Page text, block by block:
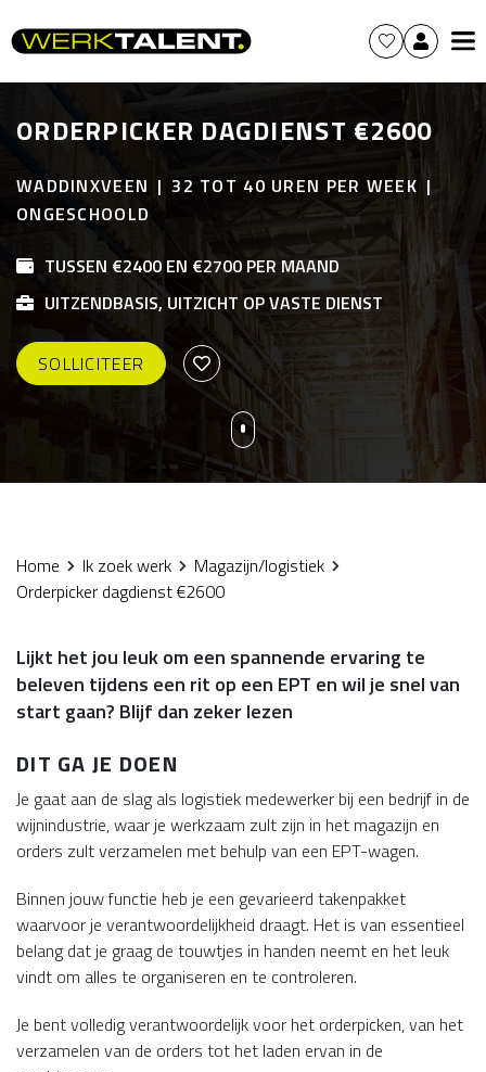
ORDERPICKER DAGDIENST €2600
WADDINXVEEN
32 TOT 40 UREN PER WEEK
ONGESCHOOLD
TUSSEN €2400 EN €2700 PER MAAND
UITZENDBASIS, UITZICHT OP VASTE DIENST
SOLLICITEER
Home Ik zoek werk
Magazijn/logistiek
Orderpicker dagdienst €2600
Lijkt het jou leuk om een spannende ervaring te
beleven tijdens een rit op een EPT en wil je snel van
start gaan? Blijf dan zeker lezen
DIT GA JE DOEN
Je gaat aan de slag als logistiek medewerker bij een bedrijf in de
wijnindustrie, waar je werkzaam zult zijn in het magazijn en
orders zult verzamelen met behulp van een EPT-wagen.
Binnen jouw functie heb je een gevarieerd takenpakket
waarvoor je verantwoordelijkheid draagt. Het is van essentieel
belang dat je graag de touwtjes in handen neemt en het leuk
vindt om alles te organiseren en te controleren.
Je bent volledig verantwoordelijk voor het orderpicken, van het
verzamelen van de orders tot het laden ervan in de